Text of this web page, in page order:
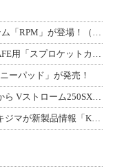
ーパッド」が発売！